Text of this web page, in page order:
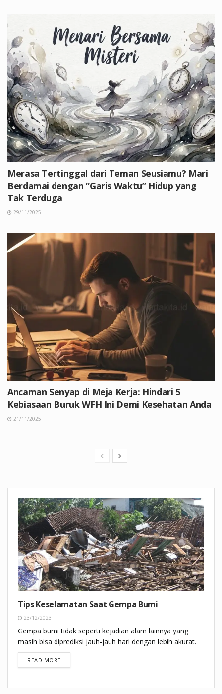
Merasa Tertinggal dari Teman Seusiamu? Mari
Berdamai dengan “Garis Waktu” Hidup yang
Tak Terduga
29/11/2025
Ancaman Senyap di Meja Kerja: Hindari 5
Kebiasaan Buruk WFH Ini Demi Kesehatan Anda
21/11/2025
Tips Keselamatan Saat Gempa Bumi
23/12/2023
Gempa bumi tidak seperti kejadian alam lainnya yang
masih bisa diprediksi jauh-jauh hari dengan lebih akurat.
READ MOREDETAILS